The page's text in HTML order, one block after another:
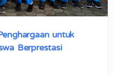
untuk
Berprestasi